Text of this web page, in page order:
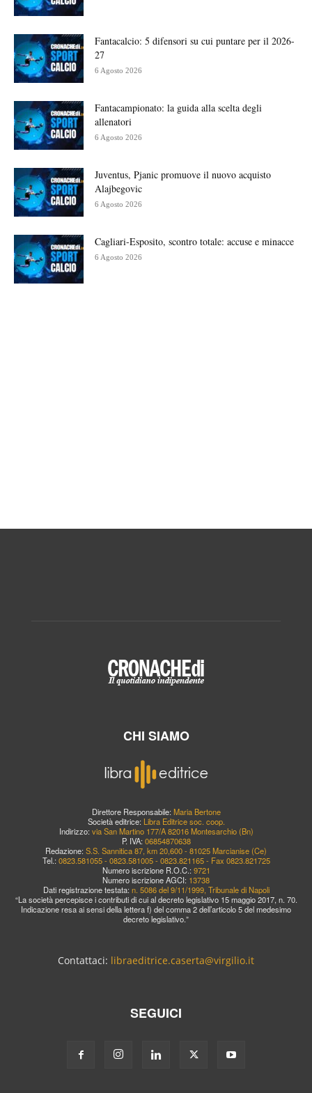
Fantacalcio: 5 difensori su cui puntare per il 2026-
27
6 Agosto 2026
Fantacampionato: la guida alla scelta degli
allenatori
6 Agosto 2026
Juventus, Pjanic promuove il nuovo acquisto
Alajbegovic
6 Agosto 2026
Cagliari-Esposito, scontro totale: accuse e minacce
6 Agosto 2026
CHI SIAMO
Direttore Responsabile: Maria Bertone
Società editrice: Libra Editrice soc. coop.
Indirizzo: via San Martino 177/A 82016 Montesarchio (Bn)
P. IVA: 06854870638
Redazione: S.S. Sannitica 87, km 20,600 - 81025 Marcianise (Ce)
Tel.: 0823.581055 - 0823.581005 - 0823.821165 - Fax 0823.821725
Numero iscrizione R.O.C.: 9721
Numero iscrizione AGCI: 13738
Dati registrazione testata: n. 5086 del 9/11/1999, Tribunale di Napoli
“La società percepisce i contributi di cui al decreto legislativo 15 maggio 2017, n. 70.
Indicazione resa ai sensi della lettera f) del comma 2 dell’articolo 5 del medesimo
decreto legislativo.”
Contattaci: libraeditrice.caserta@virgilio.it
SEGUICI